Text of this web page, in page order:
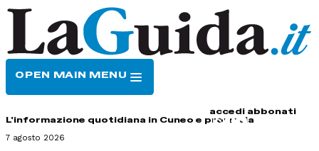
OPEN MAIN MENU
accedi abbonati
L'informazione quotidiana in Cuneo e provincia
7 agosto 2026